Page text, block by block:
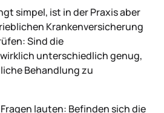
simpel, ist in der Praxis aber
Krankenversicherung
Sind die
unterschiedlich genug,
Behandlung zu
lauten: Befinden sich die